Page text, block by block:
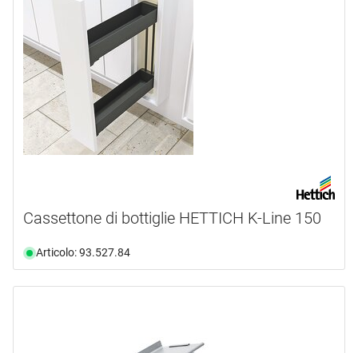
Cassettone di bottiglie HETTICH K-Line 150
Articolo: 93.527.84